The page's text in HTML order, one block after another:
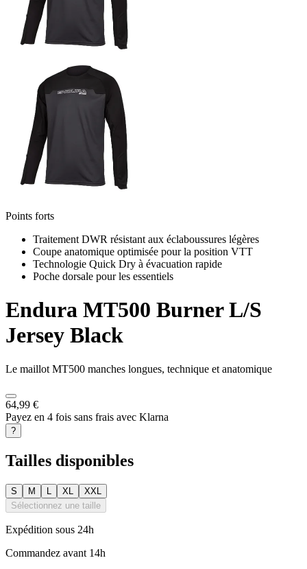
Points forts
Traitement DWR résistant aux éclaboussures légères
Coupe anatomique optimisée pour la position VTT
Technologie Quick Dry à évacuation rapide
Poche dorsale pour les essentiels
Endura MT500 Burner L/S
Jersey Black
Le maillot MT500 manches longues, technique et anatomique
64,99 €
Payez en 4 fois sans frais avec Klarna
?
Tailles disponibles
S M L XL
XXL
Sélectionnez une taille
Expédition sous 24h
Commandez avant 14h